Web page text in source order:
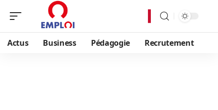
Actus Business Pédagogie Recrutement